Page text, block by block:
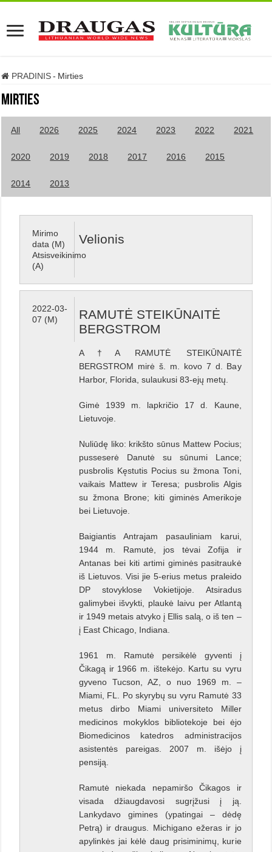
PRADINIS - Mirties
Mirties
All 2026 2025 2024 2023 2022 2021
2020 2019 2018 2017 2016 2015
2014 2013
Mirimo
data (M)
Atsisveikinimo
(A)
Velionis
2022-03-
07 (M)
RAMUTĖ STEIKŪNAITĖ
BERGSTROM
A†A RAMUTĖ STEIKŪNAITĖ
BERGSTROM mirė š. m. kovo 7 d. Bay
Harbor, Florida, sulaukusi 83-ejų metų.
Gimė 1939 m. lapkričio 17 d. Kaune,
Lietuvoje.
Nuliūdę liko: krikšto sūnus Mattew Pocius;
pusseserė Danutė su sūnumi Lance;
pusbrolis Kęstutis Pocius su žmona Toni,
vaikais Mattew ir Teresa; pusbrolis Algis
su žmona Brone; kiti giminės Amerikoje
bei Lietuvoje.
Baigiantis Antrajam pasauliniam karui,
1944 m. Ramutė, jos tėvai Zofija ir
Antanas bei kiti artimi giminės pasitraukė
iš Lietuvos. Visi jie 5-erius metus praleido
DP stovyklose Vokietijoje. Atsiradus
galimybei išvykti, plaukė laivu per Atlantą
ir 1949 metais atvyko į Ellis salą, o iš ten –
į East Chicago, Indiana.
1961 m. Ramutė persikėlė gyventi į
Čikagą ir 1966 m. ištekėjo. Kartu su vyru
gyveno Tucson, AZ, o nuo 1969 m. –
Miami, FL. Po skyrybų su vyru Ramutė 33
metus dirbo Miami universiteto Miller
medicinos mokyklos bibliotekoje bei ėjo
Biomedicinos katedros administracijos
asistentės pareigas. 2007 m. išėjo į
pensiją.
Ramutė niekada nepamiršo Čikagos ir
visada džiaugdavosi sugrįžusi į ją.
Lankydavo gimines (ypatingai – dėdę
Petrą) ir draugus. Michigano ežeras ir jo
apylinkės jai kėlė daug prisiminimų, kurie